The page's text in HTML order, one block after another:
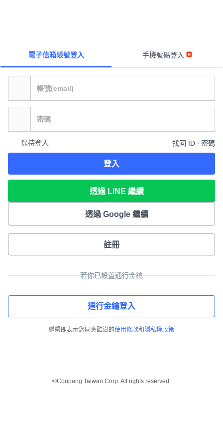
電子信箱帳號登入 手機號碼登入
保持登入 找回 ID ∙ 密碼
登入
透過 LINE 繼續
透過 Google 繼續
註冊
若你已設置通行金鑰
通行金鑰登入
繼續即表示您同意酷澎的使用條款和 隱私權政策
©Coupang Taiwan Corp. All rights reserved.